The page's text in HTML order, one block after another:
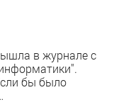
в журнале с
бы было